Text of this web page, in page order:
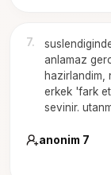
7.
anlamaz
hazirlandim,
erkek 'fark
sevinir.
anonim 7